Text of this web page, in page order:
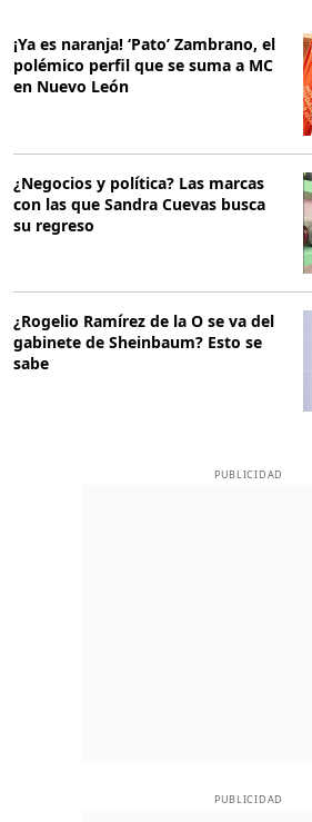
¡Ya es naranja! ‘Pato’ Zambrano, el
polémico perfil que se suma a MC
en Nuevo León
¿Negocios y política? Las marcas
con las que Sandra Cuevas busca
su regreso
¿Rogelio Ramírez de la O se va del
gabinete de Sheinbaum? Esto se
sabe
PUBLICIDAD
PUBLICIDAD